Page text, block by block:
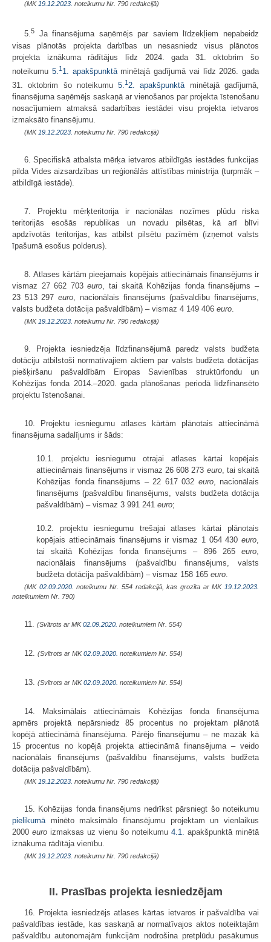
(MK19.12.2023. noteikumu Nr. 790 redakcijā)
5.5
Ja finansējuma saņēmējs par saviem līdzekļiem nepabeidz
visas plānotās projekta darbības un nesasniedz visus plānotos
projekta iznākuma rādītājus līdz 2024. gada 31. oktobrim šo
noteikumu 5.11. apakšpunktāminētajā gadījumā vai līdz 2026. gada
31. oktobrim šo noteikumu5.12. apakšpunktāminētajā gadījumā,
finansējuma saņēmējs saskaņā ar vienošanos par projekta īstenošanu
nosacījumiem atmaksā sadarbības iestādei visu projekta ietvaros
izmaksāto finansējumu.
(MK19.12.2023. noteikumu Nr. 790 redakcijā)
6. Specifiskā atbalsta mērķa ietvaros atbildīgās iestādes funkcijas
pilda Vides aizsardzības un reģionālās attīstības ministrija (turpmāk –
atbildīgā iestāde).
7. Projektu mērķteritorija ir nacionālas nozīmes plūdu riska
teritorijās esošās republikas un novadu pilsētas, kā arī blīvi
apdzīvotās teritorijas, kas atbilst pilsētu pazīmēm (izņemot valsts
īpašumā esošus polderus).
8. Atlases kārtām pieejamais kopējais attiecināmais finansējums ir
vismaz 27 662 703euro, tai skaitā Kohēzijas fonda finansējums –
23 513 297euro, nacionālais finansējums (pašvaldību finansējums,
valsts budžeta dotācija pašvaldībām) – vismaz 4 149 406 euro.
(MK19.12.2023. noteikumu Nr. 790 redakcijā)
9. Projekta iesniedzēja līdzfinansējumā paredz valsts budžeta
dotāciju atbilstoši normatīvajiem aktiem par valsts budžeta dotācijas
piešķiršanu pašvaldībām Eiropas Savienības struktūrfondu un
Kohēzijas fonda 2014.–2020. gada plānošanas periodā līdzfinansēto
projektu īstenošanai.
10. Projektu iesniegumu atlases kārtām plānotais attiecināmā
finansējuma sadalījums ir šāds:
10.1. projektu iesniegumu otrajai atlases kārtai kopējais
attiecināmais finansējums ir vismaz 26 608 273 euro, tai skaitā
Kohēzijas fonda finansējums – 22 617 032 euro, nacionālais
finansējums (pašvaldību finansējums, valsts budžeta dotācija
pašvaldībām) – vismaz 3 991 241 euro;
10.2. projektu iesniegumu trešajai atlases kārtai plānotais
kopējais attiecināmais finansējums ir vismaz 1 054 430 euro,
tai skaitā Kohēzijas fonda finansējums – 896 265 euro,
nacionālais finansējums (pašvaldību finansējums, valsts
budžeta dotācija pašvaldībām) – vismaz 158 165 euro.
(MK 02.09.2020. noteikumu Nr. 554 redakcijā, kas grozīta ar MK19.12.2023.
noteikumiem Nr. 790)
11. (Svītrots ar MK02.09.2020. noteikumiem Nr. 554)
12. (Svītrots ar MK02.09.2020. noteikumiem Nr. 554)
13. (Svītrots ar MK02.09.2020. noteikumiem Nr. 554)
14. Maksimālais attiecināmais Kohēzijas fonda finansējuma
apmērs projektā nepārsniedz 85 procentus no projektam plānotā
kopējā attiecināmā finansējuma. Pārējo finansējumu – ne mazāk kā
15 procentus no kopējā projekta attiecināmā finansējuma – veido
nacionālais finansējums (pašvaldību finansējums, valsts budžeta
dotācija pašvaldībām).
(MK19.12.2023. noteikumu Nr. 790 redakcijā)
15. Kohēzijas fonda finansējums nedrīkst pārsniegt šo noteikumu
pielikumāminēto maksimālo finansējumu projektam un vienlaikus
2000 euro izmaksas uz vienu šo noteikumu 4.1. apakšpunktā minētā
iznākuma rādītāja vienību.
(MK19.12.2023. noteikumu Nr. 790 redakcijā)
II. Prasības projekta iesniedzējam
16. Projekta iesniedzējs atlases kārtas ietvaros ir pašvaldība vai
pašvaldības iestāde, kas saskaņā ar normatīvajos aktos noteiktajām
pašvaldību autonomajām funkcijām nodrošina pretplūdu pasākumus